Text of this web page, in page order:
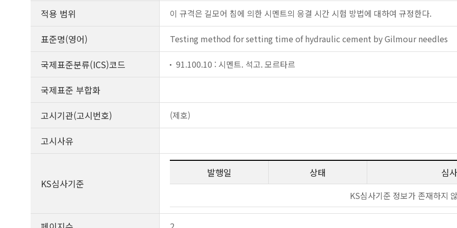
적용 범위 이 규격은 길모어 침에 의한 시멘트의 응결 시간 시험 방법에 대하여 규정한다.
표준명(영어) Testing method for setting time of hydraulic cement by Gilmour needles
국제표준분류(ICS)코드 91.100.10 : 시멘트. 석고. 모르타르
국제표준 부합화
고시기관(고시번호)
(제호)
고시사유
KS심사기준
발행일 상태 심
KS심사기준 정보가 존재하지